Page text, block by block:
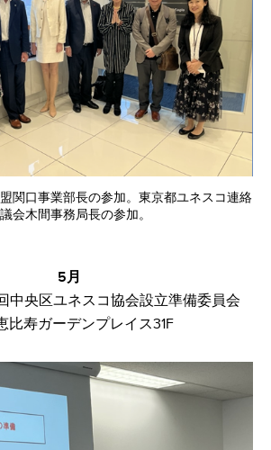
関口事業部長の参加。東京都ユネスコ連絡
会木間事務局長の参加。
​5月
中央区ユネスコ協会設立準備委員会​
比寿ガーデンプレイス31F